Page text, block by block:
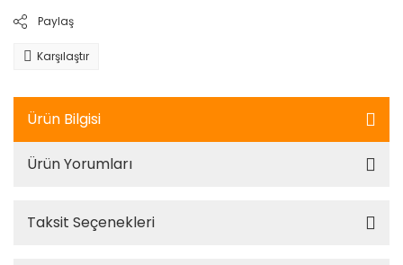
Paylaş
Karşılaştır
Ürün Bilgisi
Ürün Yorumları
Taksit Seçenekleri